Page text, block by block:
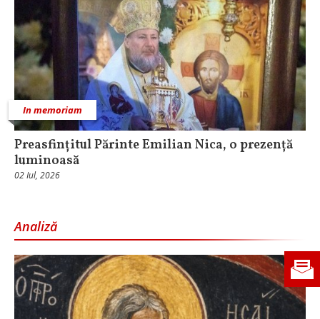
In memoriam
Preasfințitul Părinte Emilian Nica, o prezență
luminoasă
02 Iul, 2026
Analiză